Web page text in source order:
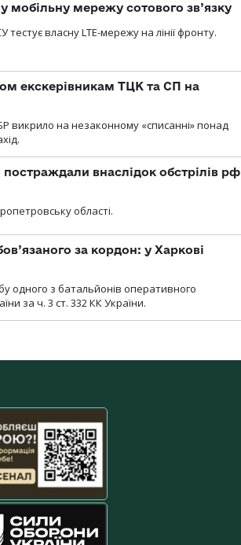
мобільну мережу сотового зв’язку
власну LTE-мережу на лінії фронту.
екскерівникам ТЦК та СП на
викрило на незаконному «списанні» понад
внаслідок обстрілів рф
області.
за кордон: у Харкові
одного з батальйонів оперативного
за ч. 3 ст. 332 КК України.